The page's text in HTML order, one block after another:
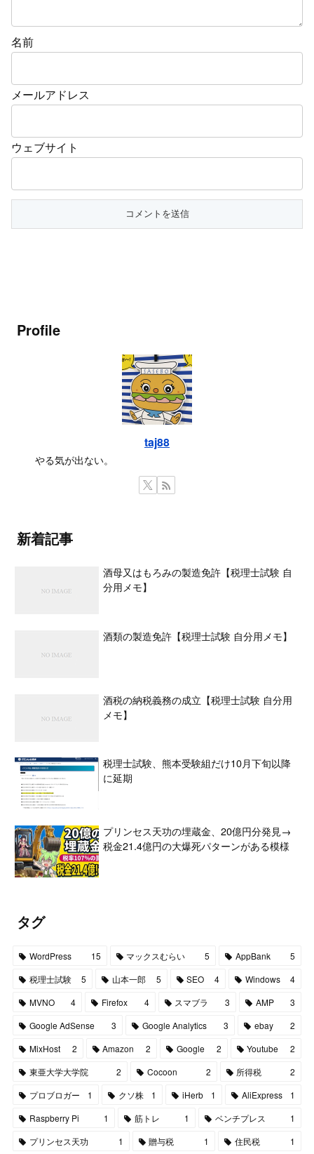
名前
メールアドレス
ウェブサイト
Profile
taj88
やる気が出ない。
新着記事
酒母又はもろみの製造免許【税理士試験 自
分用メモ】
酒類の製造免許【税理士試験 自分用メモ】
酒税の納税義務の成立【税理士試験 自分用
メモ】
税理士試験、熊本受験組だけ10月下旬以降
に延期
プリンセス天功の埋蔵金、20億円分発見→
税金21.4億円の大爆死パターンがある模様
タグ
WordPress 15 マックスむらい 5 AppBank
5
税理士試験
5 山本一郎 5 SEO 4 Windows
4
MVNO
4 Firefox 4 スマブラ 3 AMP
3
Google AdSense
3 Google Analytics 3 ebay
2
MixHost
2 Amazon 2 Google 2 Youtube
2
東亜大学大学院
2 Cocoon 2 所得税
2
プロブロガー
1 クソ株 1 iHerb 1 AliExpress
1
Raspberry Pi
1 筋トレ 1 ベンチプレス
1
プリンセス天功
1 贈与税 1 住民税 1